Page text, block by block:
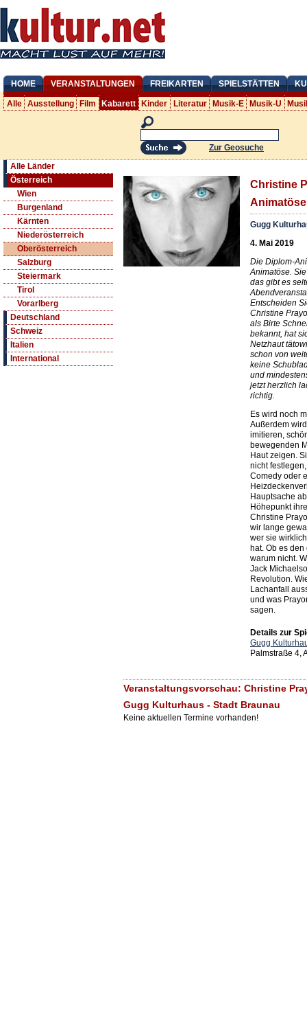
HOME VERANSTALTUNGEN FREIKARTEN SPIELSTÄTTEN
Alle Ausstellung Film Kabarett Kinder Literatur Musik-E Musik-U
Zur Geosuche
Alle Länder
Österreich
Wien
Burgenland
Kärnten
Niederösterreich
Oberösterreich
Salzburg
Steiermark
Tirol
Vorarlberg
Deutschland
Schweiz
Italien
International
Christine
Animatöse
Gugg
4. Mai 2019
Die Diplom-
Animatöse.
das gibt es
Entscheiden
Christine
als Birte
bekannt, hat
Netzhaut
schon von
keine
und
jetzt herzlich
richtig.
Es wird noch
Außerdem
imitieren,
bewegenden
Haut zeigen.
nicht
Comedy oder
Hauptsache
Höhepunkt
Christine
wir lange
wer sie
hat. Ob es
warum nicht.
Jack
Revolution.
Lachanfall
und was
sagen.
Details zur
Gugg
Palmstraße 4,
Veranstaltungsvorschau: Christine
Gugg Kulturhaus - Stadt Braunau
Keine aktuellen Termine vorhanden!